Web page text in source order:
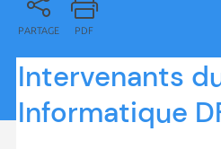
PARTAGE PDF
Intervenants
Informatique